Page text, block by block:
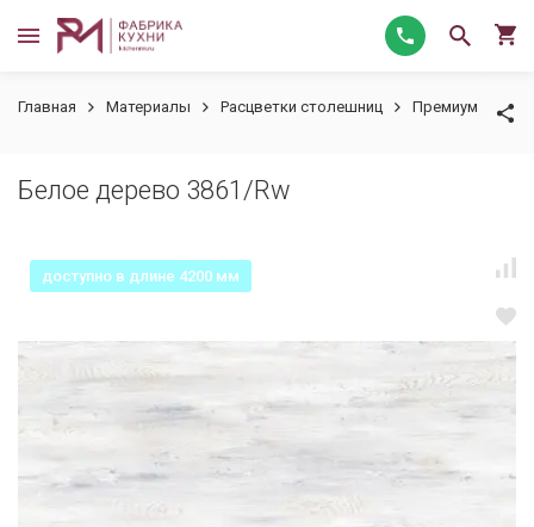
Главная Материалы Расцветки столешниц Премиум
Белое дерево 3861/Rw
доступно в длине 4200 мм